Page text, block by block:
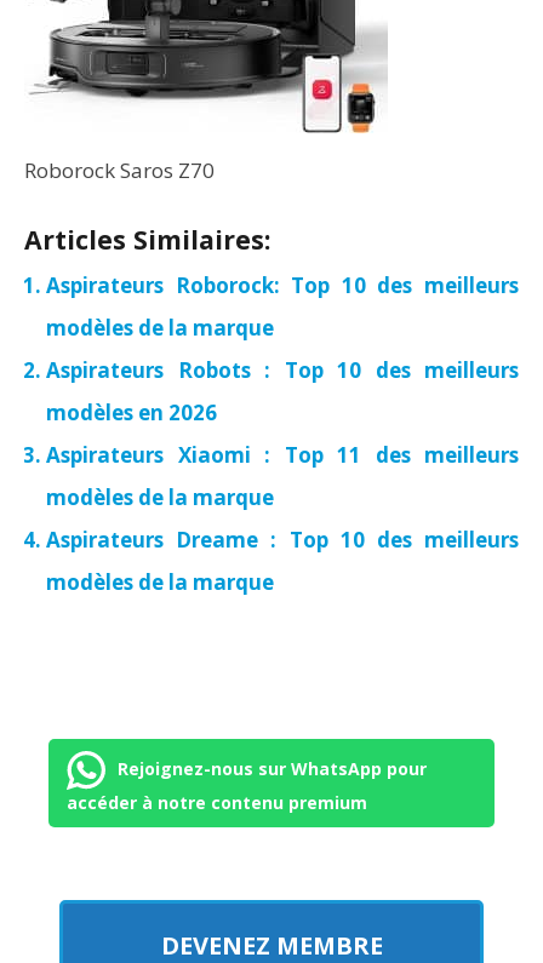
Roborock Saros Z70
Articles Similaires:
Aspirateurs Roborock: Top 10 des meilleurs
modèles de la marque
Aspirateurs Robots : Top 10 des meilleurs
modèles en 2026
Aspirateurs Xiaomi : Top 11 des meilleurs
modèles de la marque
Aspirateurs Dreame : Top 10 des meilleurs
modèles de la marque
Rejoignez-nous sur WhatsApp pour
accéder à notre contenu premium
DEVENEZ MEMBRE